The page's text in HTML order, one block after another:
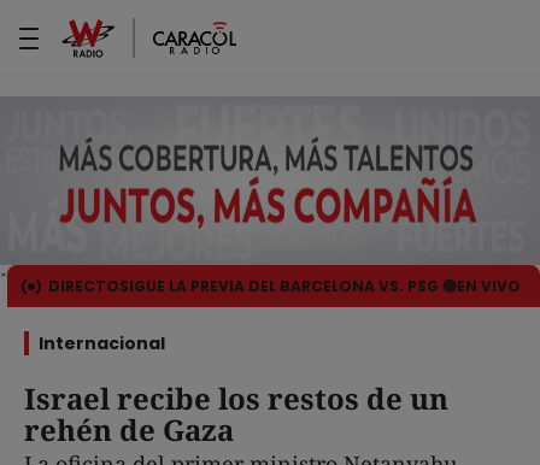
DIRECTOSIGUE LA PREVIA DEL BARCELONA VS. PSG 🔴EN VIVO
Internacional
Israel recibe los restos de un
rehén de Gaza